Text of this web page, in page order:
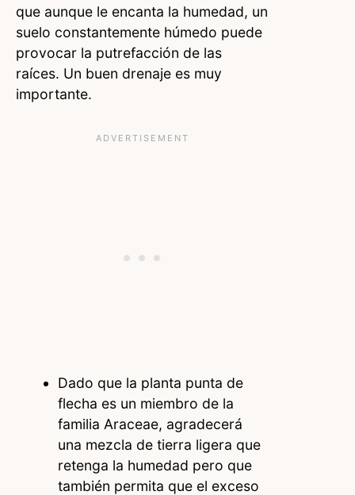
que aunque le encanta la humedad, un
suelo constantemente húmedo puede
provocar la putrefacción de las
raíces. Un buen drenaje es muy
importante.
Dado que la planta punta de
flecha es un miembro de la
familia Araceae, agradecerá
una mezcla de tierra ligera que
retenga la humedad pero que
también permita que el exceso